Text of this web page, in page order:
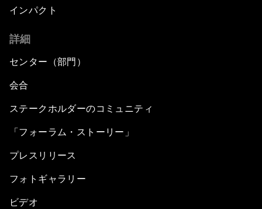
インパクト
詳細
センター（部門）
会合
ステークホルダーのコミュニティ
「フォーラム・ストーリー」
プレスリリース
フォトギャラリー
ビデオ